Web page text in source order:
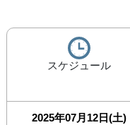
スケジュール
2025年07月12日(土)